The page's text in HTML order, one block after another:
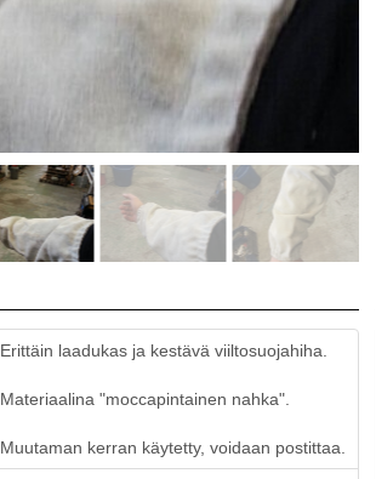
Erittäin laadukas ja kestävä viiltosuojahiha.
Materiaalina "moccapintainen nahka".
Muutaman kerran käytetty, voidaan postittaa.